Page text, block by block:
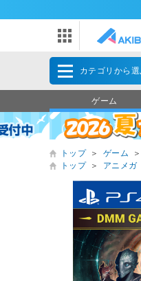
カテゴリから選
ゲーム
トップ ＞ ゲーム ＞
トップ
＞ アニメガ